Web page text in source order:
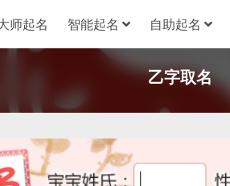
师起名 智能起名 自助起名
乙字取名